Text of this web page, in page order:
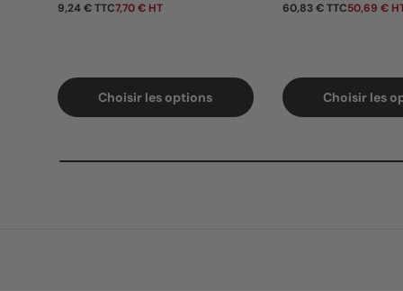
9,24 € TTC7,70 € HT
Choisir les options
60,83 € TTC50,69 €
Choisir les